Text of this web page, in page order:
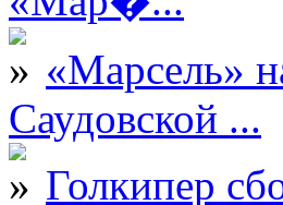
«Марсель»
Саудовской ...
Голкипер